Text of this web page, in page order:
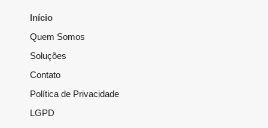
Início
Quem Somos
Soluções
Contato
Política de Privacidade
LGPD